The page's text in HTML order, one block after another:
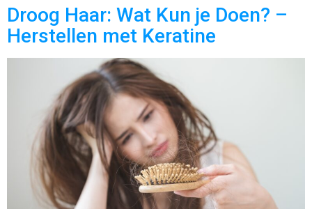
Droog Haar: Wat Kun je Doen? –
Herstellen met Keratine